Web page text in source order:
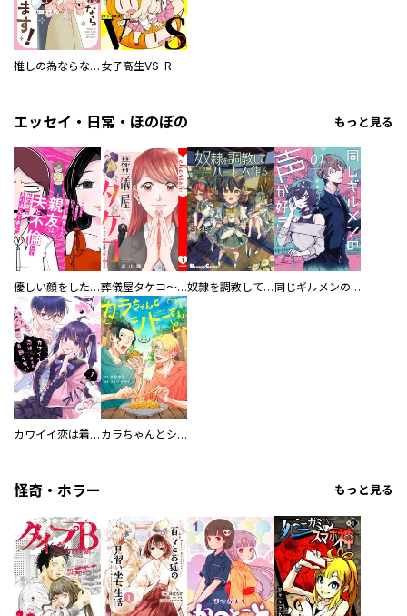
推しの為ならなんでもします！ 女子高生VS-R
エッセイ・日常・ほのぼの もっと見る
優しい顔をした親友は、夫と不倫して私の家に入り込んできた。 葬儀屋タケコ～あなたの最期、叶えます【電子単行本版】 奴隷を調教してハーレム作る 同じギルメンの声が好き
カワイイ恋は着飾らない カラちゃんとシトーさんと、 【分冊版】
怪奇・ホラー もっと見る